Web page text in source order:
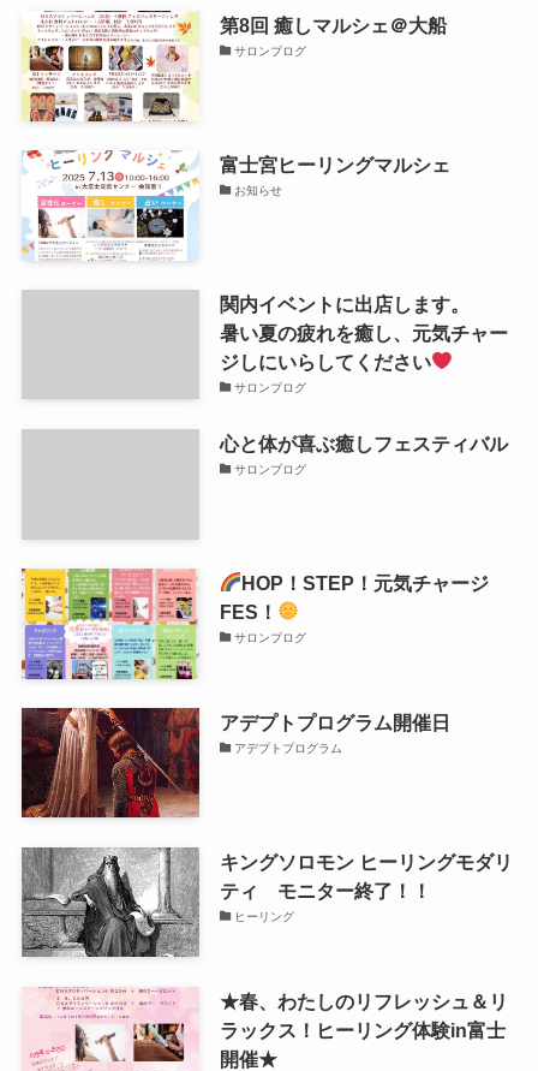
第8回 癒しマルシェ＠大船
サロンブログ
富士宮ヒーリングマルシェ
お知らせ
関内イベントに出店します。
暑い夏の疲れを癒し、元気チャー
ジしにいらしてください
サロンブログ
心と体が喜ぶ癒しフェスティバル
サロンブログ
HOP！STEP！元気チャージ
FES！
サロンブログ
アデプトプログラム開催日
アデプトプログラム
キングソロモン ヒーリングモダリ
ティ モニター終了！！
ヒーリング
★春、わたしのリフレッシュ＆リ
ラックス！ヒーリング体験in富士
開催★